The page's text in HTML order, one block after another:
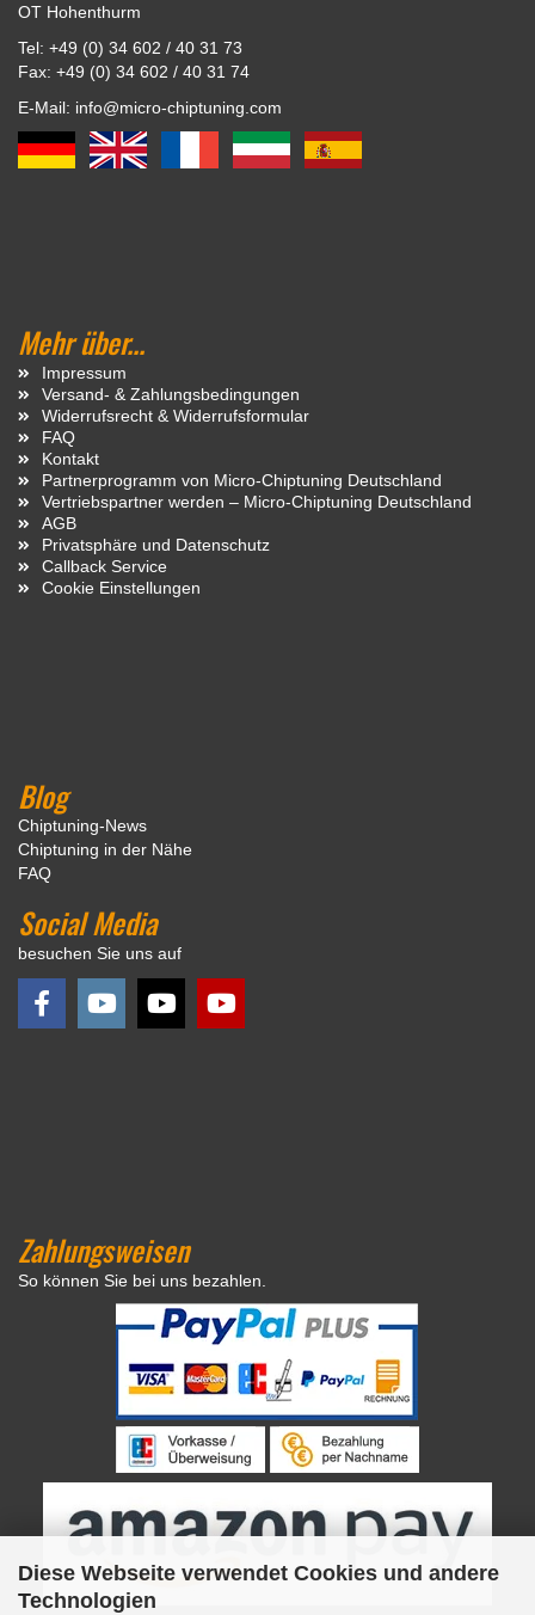
Diese Webseite verwendet Cookies und andere
Technologien
OT Hohenthurm
Tel: +49 (0) 34 602 / 40 31 73
Fax: +49 (0) 34 602 / 40 31 74
E-Mail: info@micro-chiptuning.com
Mehr über...
Impressum
Versand- & Zahlungsbedingungen
Widerrufsrecht & Widerrufsformular
FAQ
Kontakt
Partnerprogramm von Micro-Chiptuning Deutschland
Vertriebspartner werden – Micro-Chiptuning Deutschland
AGB
Privatsphäre und Datenschutz
Callback Service
Cookie Einstellungen
Blog
Chiptuning-News
Chiptuning in der Nähe
FAQ
Social Media
besuchen Sie uns auf
Zahlungsweisen
So können Sie bei uns bezahlen.